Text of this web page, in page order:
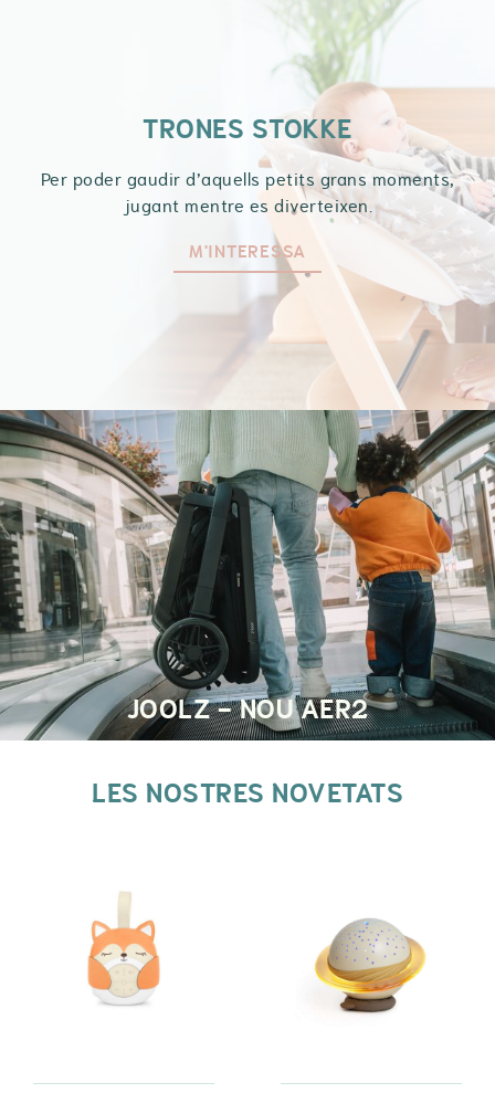
TRONES STOKKE
Per poder gaudir d’aquells petits grans moments,
jugant mentre es diverteixen.
M'INTERESSA
JOOLZ - NOU AER2
LES NOSTRES NOVETATS